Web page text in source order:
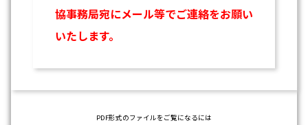
協事務局宛にメール等でご連絡をお願い
いたします。
PDF形式のファイルをご覧になるには